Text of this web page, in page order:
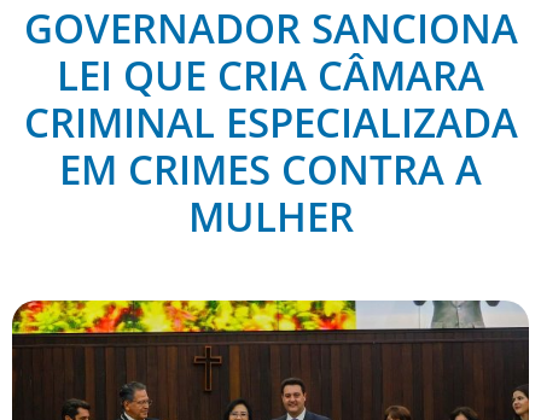
GOVERNADOR SANCIONA
LEI QUE CRIA CÂMARA
CRIMINAL ESPECIALIZADA
EM CRIMES CONTRA A
MULHER